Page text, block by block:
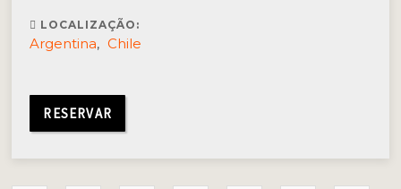
LOCALIZAÇÃO:
Argentina, Chile
RESERVAR